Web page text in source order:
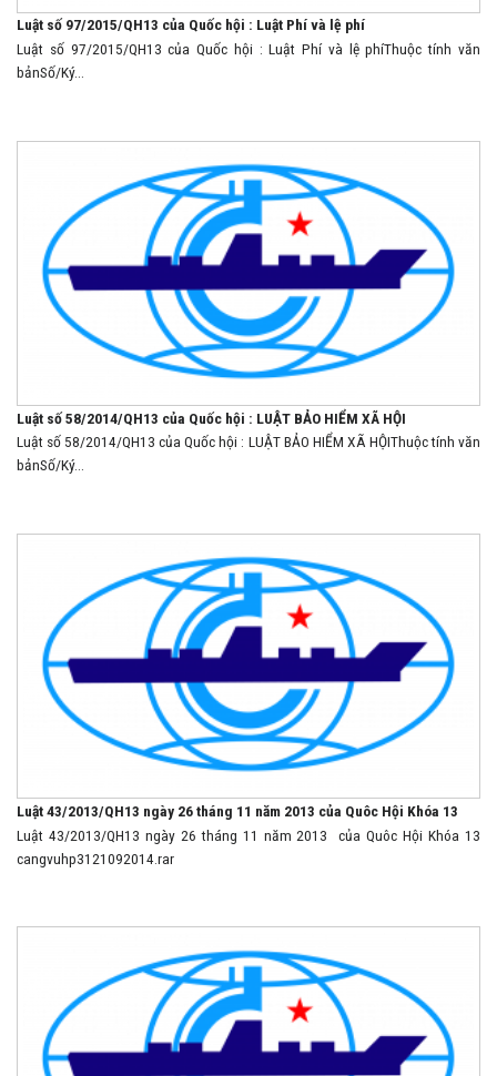
Luật số 97/2015/QH13 của Quốc hội : Luật Phí và lệ phí
Luật số 97/2015/QH13 của Quốc hội : Luật Phí và lệ phíThuộc tính văn
bảnSố/Ký...
Luật số 58/2014/QH13 của Quốc hội : LUẬT BẢO HIỂM XÃ HỘI
Luật số 58/2014/QH13 của Quốc hội : LUẬT BẢO HIỂM XÃ HỘIThuộc tính văn
bảnSố/Ký...
Luật 43/2013/QH13 ngày 26 tháng 11 năm 2013 của Quôc Hội Khóa 13
Luật 43/2013/QH13 ngày 26 tháng 11 năm 2013 của Quôc Hội Khóa 13
cangvuhp3121092014.rar